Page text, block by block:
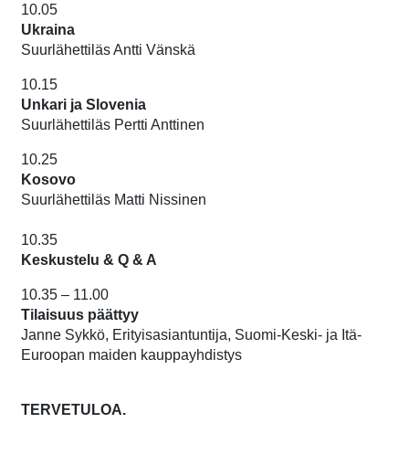
10.05
Ukraina
Suurlähettiläs Antti Vänskä
10.15
Unkari ja Slovenia
Suurlähettiläs Pertti Anttinen
10.25
Kosovo
Suurlähettiläs Matti Nissinen
10.35
Keskustelu & Q & A
10.35 – 11.00
Tilaisuus päättyy
Janne Sykkö, Erityisasiantuntija, Suomi-Keski- ja Itä-
Euroopan maiden kauppayhdistys
TERVETULOA.